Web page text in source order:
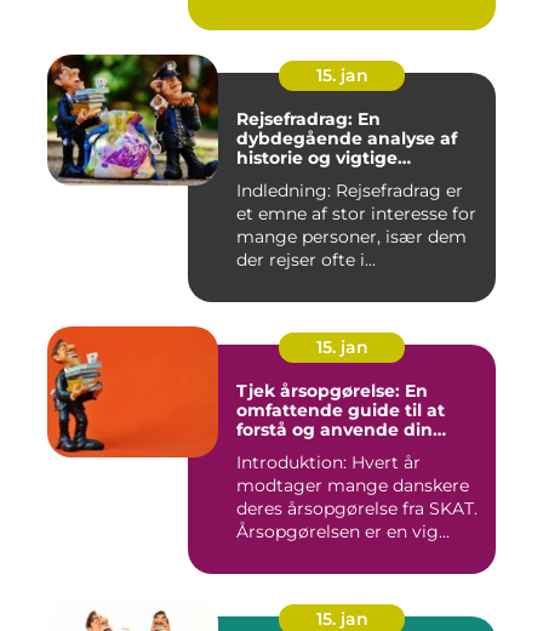
15. jan
Rejsefradrag: En
dybdegående analyse af
historie og vigtige
Indledning: Rejsefradrag er
et emne af stor interesse for
mange personer, især dem
der rejser ofte i...
15. jan
Tjek årsopgørelse: En
omfattende guide til at
forstå og anvende din
Introduktion: Hvert år
modtager mange danskere
deres årsopgørelse fra SKAT.
Årsopgørelsen er en vig...
15. jan